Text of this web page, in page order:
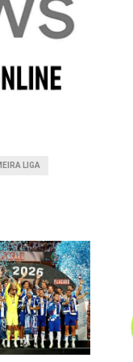
LIGA